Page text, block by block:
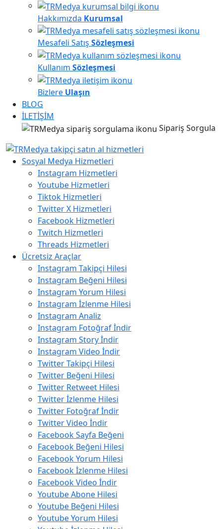
Hakkımızda Kurumsal
Mesafeli Satış Sözleşmesi
Kullanım Sözleşmesi
Bizlere Ulaşın
BLOG
İLETİŞİM
Sipariş Sorgula
Sosyal Medya Hizmetleri
Instagram Hizmetleri
Youtube Hizmetleri
Tiktok Hizmetleri
Twitter X Hizmetleri
Facebook Hizmetleri
Twitch Hizmetleri
Threads Hizmetleri
Ücretsiz Araçlar
Instagram Takipçi Hilesi
Instagram Beğeni Hilesi
Instagram Yorum Hilesi
Instagram İzlenme Hilesi
Instagram Analiz
Instagram Fotoğraf İndir
Instagram Story İndir
Instagram Video İndir
Twitter Takipçi Hilesi
Twitter Beğeni Hilesi
Twitter Retweet Hilesi
Twitter İzlenme Hilesi
Twitter Fotoğraf İndir
Twitter Video İndir
Facebook Sayfa Beğeni
Facebook Beğeni Hilesi
Facebook Yorum Hilesi
Facebook İzlenme Hilesi
Facebook Video İndir
Youtube Abone Hilesi
Youtube Beğeni Hilesi
Youtube Yorum Hilesi